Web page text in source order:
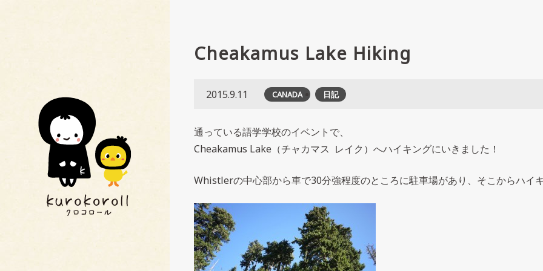
Cheakamus Lake Hiking
2015.9.11 CANADA 日記
通っている語学学校のイベントで、
Cheakamus Lake（チャカマス レイク）へハイキングにいきました！
Whistlerの中心部から車で30分強程度のところに駐車場があり、そこからハイ